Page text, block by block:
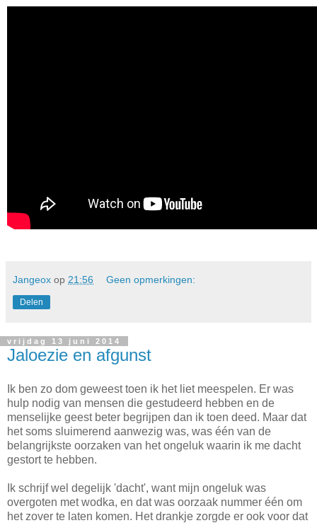
Jangeox op 21:56 Geen opmerkingen:
Delen
vrijdag 13 juni 2014
Jaloezie en afgunst
Ik ben zo dom geweest toen ik het liet meespelen. Er was
hulp nodig van mensen die gestudeerd hebben en de
menselijke geest beter begrijpen dan ik toen deed. Maar dat
het soms sluimerend aanwezig was, was één van de
belangrijkste oorzaken van het ongeluk waarin ik me dacht
gestort te hebben.
Ik schrijf wel degelijk 'dacht', want mijn ongeluk was
overgoten met wodka, en dat was oorzaak nummer één om
het zover te laten komen. Het drankje zorgde er ook voor dat